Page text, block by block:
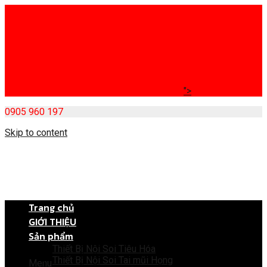
">
0905 960 197
Skip to content
Menu
Trang chủ
GIỚI THIỆU
Sản phẩm
Thiết Bị Nội Soi Tiêu Hóa
Thiết Bị Nội Soi Tai mũi Họng